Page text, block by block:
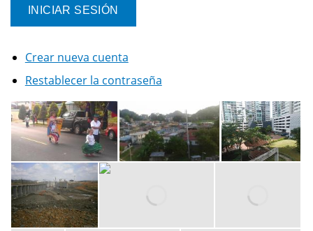
Crear nueva cuenta
Restablecer la contraseña